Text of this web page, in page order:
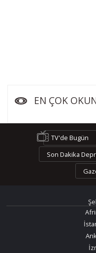
EN ÇOK
TV'de Bugün
Son Dakika